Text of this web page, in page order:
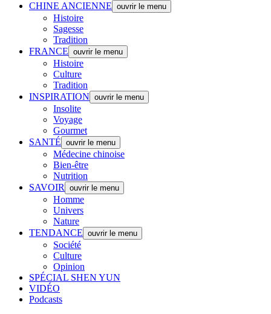
CHINE ANCIENNE ouvrir le menu
Histoire
Sagesse
Tradition
FRANCE ouvrir le menu
Histoire
Culture
Tradition
INSPIRATION ouvrir le menu
Insolite
Voyage
Gourmet
SANTÉ ouvrir le menu
Médecine chinoise
Bien-être
Nutrition
SAVOIR
ouvrir le menu
Homme
Univers
Nature
TENDANCE ouvrir le menu
Société
Culture
Opinion
SPÉCIAL SHEN YUN
VIDÉO
Podcasts